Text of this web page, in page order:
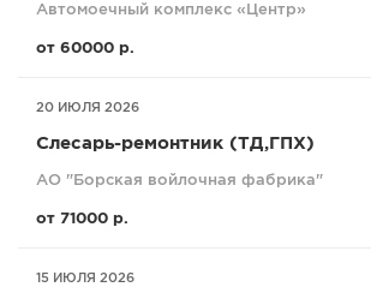
Автомоечный комплекс «Центр»
от 60000 р.
20 ИЮЛЯ 2026
Слесарь-ремонтник (ТД,ГПХ)
АО "Борская войлочная фабрика"
от 71000 р.
15 ИЮЛЯ 2026